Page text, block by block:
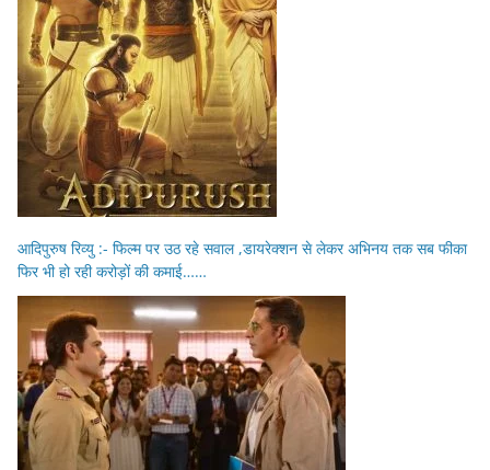
आदिपुरुष रिव्यु :- फिल्म पर उठ रहे सवाल ,डायरेक्शन से लेकर अभिनय तक सब फीका
फिर भी हो रही करोड़ों की कमाई……